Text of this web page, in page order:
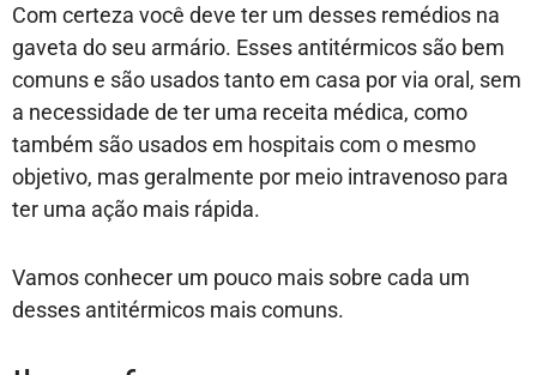
Com certeza você deve ter um desses remédios na
gaveta do seu armário. Esses antitérmicos são bem
comuns e são usados tanto em casa por via oral, sem
a necessidade de ter uma receita médica, como
também são usados em hospitais com o mesmo
objetivo, mas geralmente por meio intravenoso para
ter uma ação mais rápida.
Vamos conhecer um pouco mais sobre cada um
desses antitérmicos mais comuns.